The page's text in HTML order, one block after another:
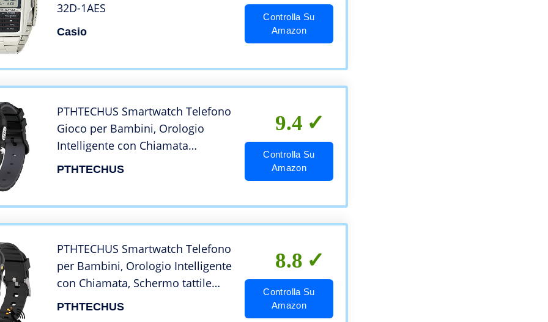
32D-1AES
Casio
Controlla Su
Amazon
PTHTECHUS Smartwatch Telefono
Gioco per Bambini, Orologio
Intelligente con Chiamata
Bidirezionale, Orologi per
PTHTECHUS
9.4
Controlla Su
Amazon
PTHTECHUS Smartwatch Telefono
per Bambini, Orologio Intelligente
con Chiamata, Schermo tattile
Orologi Studente Gioco
PTHTECHUS
8.8
Controlla Su
Amazon